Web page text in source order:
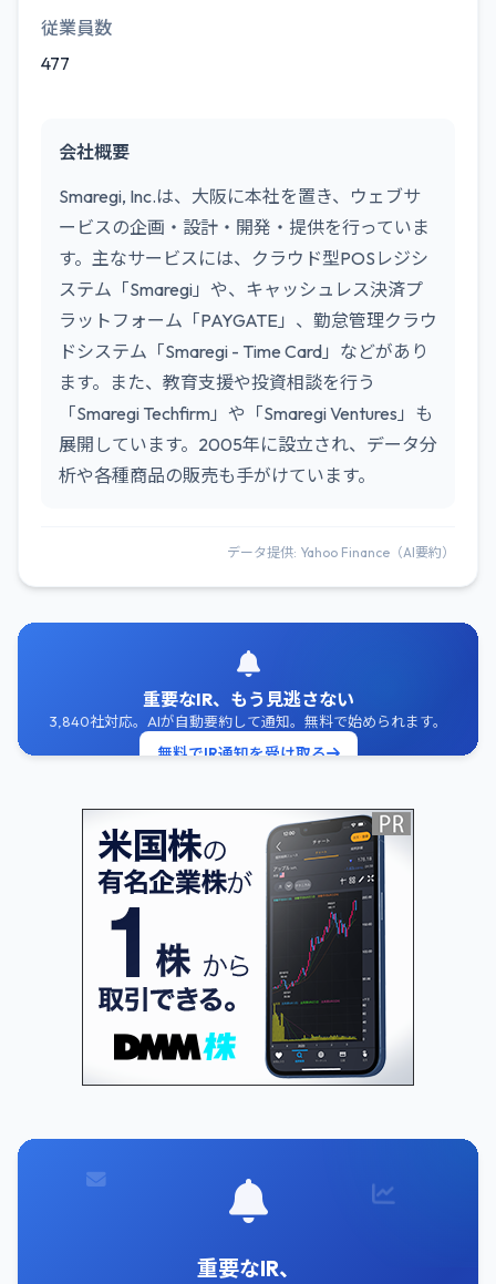
従業員数
477
会社概要
Smaregi, Inc.は、大阪に本社を置き、ウェブサ
ービスの企画・設計・開発・提供を行っていま
す。主なサービスには、クラウド型POSレジシ
ステム「Smaregi」や、キャッシュレス決済プ
ラットフォーム「PAYGATE」、勤怠管理クラウ
ドシステム「Smaregi - Time Card」などがあり
ます。また、教育支援や投資相談を行う
「Smaregi Techfirm」や「Smaregi Ventures」も
展開しています。2005年に設立され、データ分
析や各種商品の販売も手がけています。
データ提供: Yahoo Finance（AI要約）
重要なIR、もう見逃さない
3,840社対応。AIが自動要約して通知。無料で始められます。
無料でIR通知を受け取る
重要なIR、